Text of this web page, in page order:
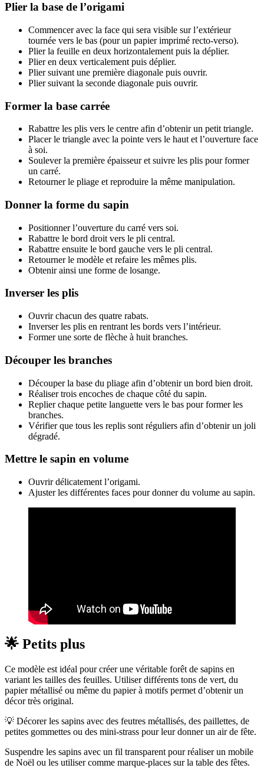
Plier la base de l’origami
Commencer avec la face qui sera visible sur l’extérieur
tournée vers le bas (pour un papier imprimé recto-verso).
Plier la feuille en deux horizontalement puis la déplier.
Plier en deux verticalement puis déplier.
Plier suivant une première diagonale puis ouvrir.
Plier suivant la seconde diagonale puis ouvrir.
Former la base carrée
Rabattre les plis vers le centre afin d’obtenir un petit triangle.
Placer le triangle avec la pointe vers le haut et l’ouverture face
à soi.
Soulever la première épaisseur et suivre les plis pour former
un carré.
Retourner le pliage et reproduire la même manipulation.
Donner la forme du sapin
Positionner l’ouverture du carré vers soi.
Rabattre le bord droit vers le pli central.
Rabattre ensuite le bord gauche vers le pli central.
Retourner le modèle et refaire les mêmes plis.
Obtenir ainsi une forme de losange.
Inverser les plis
Ouvrir chacun des quatre rabats.
Inverser les plis en rentrant les bords vers l’intérieur.
Former une sorte de flèche à huit branches.
Découper les branches
Découper la base du pliage afin d’obtenir un bord bien droit.
Réaliser trois encoches de chaque côté du sapin.
Replier chaque petite languette vers le bas pour former les
branches.
Vérifier que tous les replis sont réguliers afin d’obtenir un joli
dégradé.
Mettre le sapin en volume
Ouvrir délicatement l’origami.
Ajuster les différentes faces pour donner du volume au sapin.
🌟 Petits plus
Ce modèle est idéal pour créer une véritable forêt de sapins en
variant les tailles des feuilles. Utiliser différents tons de vert, du
papier métallisé ou même du papier à motifs permet d’obtenir un
décor très original.
💡 Décorer les sapins avec des feutres métallisés, des paillettes, de
petites gommettes ou des mini-strass pour leur donner un air de fête.
Suspendre les sapins avec un fil transparent pour réaliser un mobile
de Noël ou les utiliser comme marque-places sur la table des fêtes.